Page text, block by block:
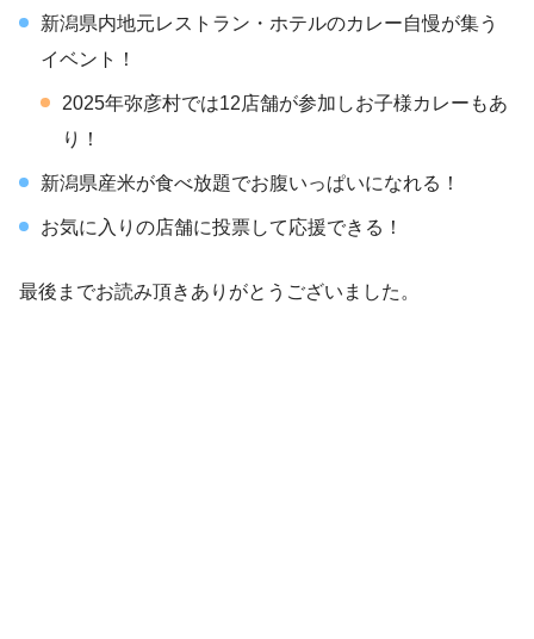
新潟県内地元レストラン・ホテルのカレー自慢が集う
イベント！
2025年弥彦村では12店舗が参加しお子様カレーもあ
り！
新潟県産米が食べ放題でお腹いっぱいになれる！
お気に入りの店舗に投票して応援できる！
最後までお読み頂きありがとうございました。